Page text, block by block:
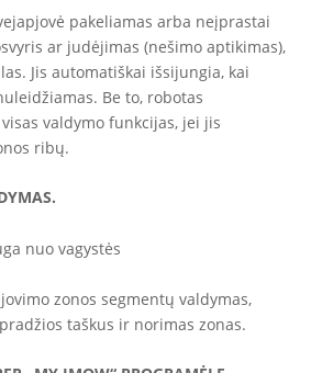
pakeliamas arba neįprastai
ar judėjimas (nešimo aptikimas),
Jis automatiškai išsijungia, kai
Be to, robotas
valdymo funkcijas, jei jis
ribų.
zonos segmentų valdymas,
taškus ir norimas zonas.